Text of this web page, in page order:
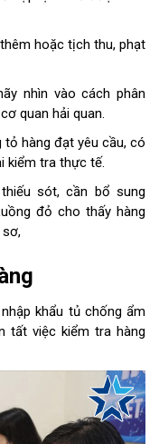
hoặc tịch thu, phạt
nhìn vào cách phân
quan hải quan.
hàng đạt yêu cầu, có
kiểm tra thực tế.
sót, cần bổ sung
đỏ cho thấy hàng
khẩu tủ chống ẩm
tất việc kiểm tra hàng